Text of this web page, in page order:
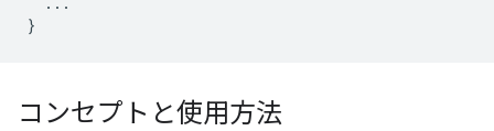
}
コンセプトと使用方法